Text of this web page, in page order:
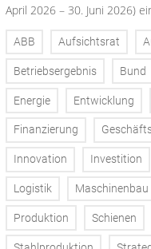
April 2026 – 30. Juni 2026)
ABB Aufsichtsrat
Betriebsergebnis Bund
Energie Entwicklung
Finanzierung
Innovation Investition
Logistik Maschinenbau
Produktion Schienen